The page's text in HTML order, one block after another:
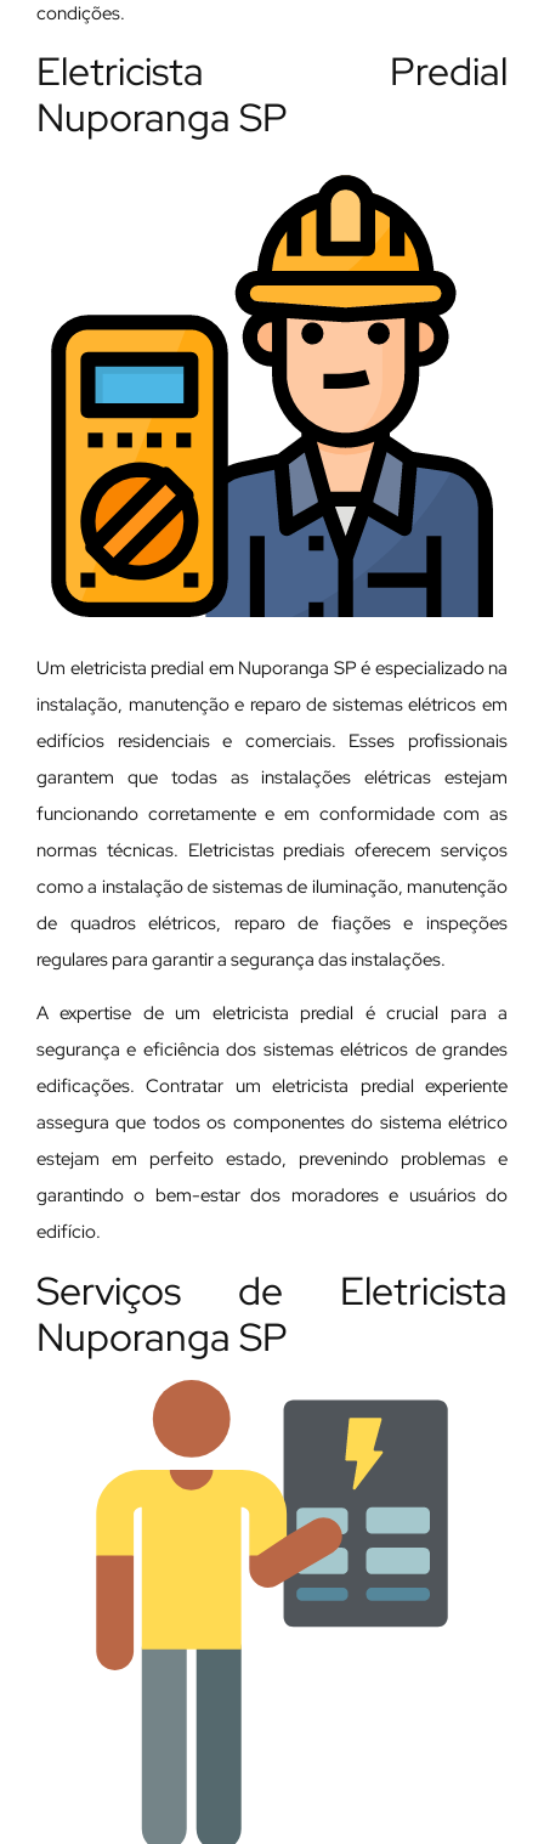
condições.
Eletricista Predial
Nuporanga SP
Um eletricista predial em Nuporanga SP é especializado na
instalação, manutenção e reparo de sistemas elétricos em
edifícios residenciais e comerciais. Esses profissionais
garantem que todas as instalações elétricas estejam
funcionando corretamente e em conformidade com as
normas técnicas. Eletricistas prediais oferecem serviços
como a instalação de sistemas de iluminação, manutenção
de quadros elétricos, reparo de fiações e inspeções
regulares para garantir a segurança das instalações.
A expertise de um eletricista predial é crucial para a
segurança e eficiência dos sistemas elétricos de grandes
edificações. Contratar um eletricista predial experiente
assegura que todos os componentes do sistema elétrico
estejam em perfeito estado, prevenindo problemas e
garantindo o bem-estar dos moradores e usuários do
edifício.
Serviços de Eletricista
Nuporanga SP